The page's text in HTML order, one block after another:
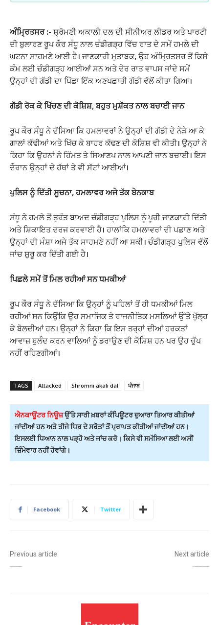
ਅੰਮ੍ਰਿਤਸਰ :- ਸ਼੍ਰੋਮਣੀ ਅਕਾਲੀ ਦਲ ਦੀ ਸੀਨੀਅਰ ਲੀਡਰ ਅਤੇ ਪਾਰਟੀ
ਦੀ ਬੁਲਾਰਣ ਰੂਪ ਕੌਰ ਸੰਧੂ ਨਾਲ ਚੰਡੀਗੜ੍ਹ ਵਿੱਚ ਰਾਤ ਦੇ ਸਮੇਂ ਹਮਲੇ ਦੀ
ਘਟਨਾ ਸਾਹਮਣੇ ਆਈ ਹੈ। ਜਾਣਕਾਰੀ ਮੁਤਾਬਕ, ਉਹ ਅੰਮ੍ਰਿਤਸਰ ਤੋਂ ਕਿਸੇ
ਕੰਮ ਲਈ ਚੰਡੀਗੜ੍ਹ ਆਈਆਂ ਸਨ ਅਤੇ ਦੇਰ ਰਾਤ ਵਾਪਸ ਜਾਂਦੇ ਸਮੇਂ
ਉਨ੍ਹਾਂ ਦੀ ਗੱਡੀ ਦਾ ਪਿੱਛਾ ਇੱਕ ਅਣਪਛਾਤੀ ਗੱਡੀ ਵੱਲੋਂ ਕੀਤਾ ਗਿਆ।
ਗੱਡੀ ਰੋਕ ਕੇ ਖਿੱਚਣ ਦੀ ਕੋਸ਼ਿਸ਼, ਬਹੁਤ ਮੁਸ਼ੱਕਤ ਨਾਲ ਬਚਾਈ ਜਾਨ
ਰੂਪ ਕੌਰ ਸੰਧੂ ਨੇ ਦੱਸਿਆ ਕਿ ਹਮਲਾਵਰਾਂ ਨੇ ਉਨ੍ਹਾਂ ਦੀ ਗੱਡੀ ਦੇ ਨੇੜੇ ਆ ਕੇ
ਗਾਲਾਂ ਕੱਢੀਆਂ ਅਤੇ ਖਿੱਚ ਕੇ ਬਾਹਰ ਕੱਢਣ ਦੀ ਕੋਸ਼ਿਸ਼ ਵੀ ਕੀਤੀ। ਉਨ੍ਹਾਂ ਨੇ
ਕਿਹਾ ਕਿ ਉਹਨਾਂ ਨੇ ਹਿੰਮਤ ਤੇ ਸਿਆਣਪ ਨਾਲ ਆਪਣੀ ਜਾਨ ਬਚਾਈ। ਇਸ
ਦੌਰਾਨ ਉਨ੍ਹਾਂ ਦੇ ਹੱਥਾਂ ਤੇ ਵੀ ਸੱਟਾਂ ਆਈਆਂ।
ਪੁਲਿਸ ਨੂੰ ਦਿੱਤੀ ਸੂਚਨਾ, ਹਮਲਾਵਰ ਅਜੇ ਤੱਕ ਬੇਨਕਾਬ
ਸੰਧੂ ਨੇ ਹਮਲੇ ਤੋਂ ਤੁਰੰਤ ਬਾਅਦ ਚੰਡੀਗੜ੍ਹ ਪੁਲਿਸ ਨੂੰ ਪੂਰੀ ਜਾਣਕਾਰੀ ਦਿੱਤੀ
ਅਤੇ ਸ਼ਿਕਾਇਤ ਦਰਜ ਕਰਵਾਈ ਹੈ। ਹਾਲਾਂਕਿ ਹਮਲਾਵਰਾਂ ਦੀ ਪਛਾਣ ਅਤੇ
ਉਨ੍ਹਾਂ ਦੀ ਮੰਸ਼ਾ ਅਜੇ ਤੱਕ ਸਾਹਮਣੇ ਨਹੀਂ ਆ ਸਕੀ। ਚੰਡੀਗੜ੍ਹ ਪੁਲਿਸ ਵੱਲੋਂ
ਜਾਂਚ ਸ਼ੁਰੂ ਕਰ ਦਿੱਤੀ ਗਈ ਹੈ।
ਪਿਛਲੇ ਸਮੇਂ ਤੋਂ ਮਿਲ ਰਹੀਆਂ ਸਨ ਧਮਕੀਆਂ
ਰੂਪ ਕੌਰ ਸੰਧੂ ਨੇ ਦੱਸਿਆ ਕਿ ਉਨ੍ਹਾਂ ਨੂੰ ਪਹਿਲਾਂ ਤੋਂ ਹੀ ਧਮਕੀਆਂ ਮਿਲ
ਰਹੀਆਂ ਸਨ ਕਿਉਂਕਿ ਉਹ ਸਮਾਜਿਕ ਤੇ ਰਾਜਨੀਤਿਕ ਮਸਲਿਆਂ ਉੱਤੇ ਖੁੱਲ੍ਹ
ਕੇ ਬੋਲਦੀਆਂ ਹਨ। ਉਨ੍ਹਾਂ ਨੇ ਕਿਹਾ ਕਿ ਇਸ ਤਰ੍ਹਾਂ ਦੀਆਂ ਹਰਕਤਾਂ
ਆਵਾਜ਼ ਬੁਲੰਦ ਕਰਨ ਵਾਲਿਆਂ ਨੂੰ ਡਰਾਉਣ ਦੀ ਕੋਸ਼ਿਸ਼ ਹਨ ਪਰ ਉਹ ਚੁੱਪ
ਨਹੀਂ ਰਹਿਣਗੀਆਂ।
TAGS Attacked Shromni akali dal ਪੰਜਾਬ
ਐਨਕਾਊਂਟਰ ਨਿਊਜ਼ਉੱਤੇ ਸਾਰੀ ਖ਼ਬਰਾਂ ਕੰਪਿਊਟਰ ਦੁਆਰਾ ਤਿਆਰ ਕੀਤੀਆਂ
ਜਾਂਦੀਆਂ ਹਨ ਅਤੇ ਤੀਜੇ ਧਿਰ ਦੇ ਸਰੋਤਾਂ ਤੋਂ ਪ੍ਰਾਪਤ ਕੀਤੀਆਂ ਜਾਂਦੀਆਂ ਹਨ।
ਇਸਲਈ ਧਿਆਨ ਨਾਲ ਪੜ੍ਹੋ ਅਤੇ ਜਾਂਚ ਕਰੋ। ਕਿਸੇ ਵੀ ਸਮੱਸਿਆ ਲਈ ਅਸੀਂ
ਜ਼ਿੰਮੇਵਾਰ ਨਹੀਂ ਹੋਵਾਂਗੇ।
Facebook Twitter
Previous article Next article